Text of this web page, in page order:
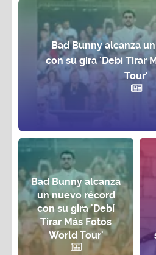
Bad Bunny alcanza
con su gira 'Debí Tirar
Tour'
Bad Bunny alcanza
un nuevo récord
con su gira 'Debí
Tirar Más Fotos
World Tour'